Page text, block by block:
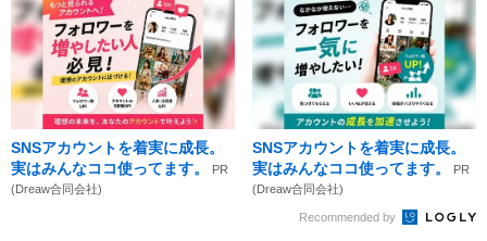
SNSアカウントを着実に成長。
実はみんなココ使ってます。
PR
(Dreaw合同会社)
SNSアカウントを着実に成長。
実はみんなココ使ってます。
PR
(Dreaw合同会社)
Recommended by